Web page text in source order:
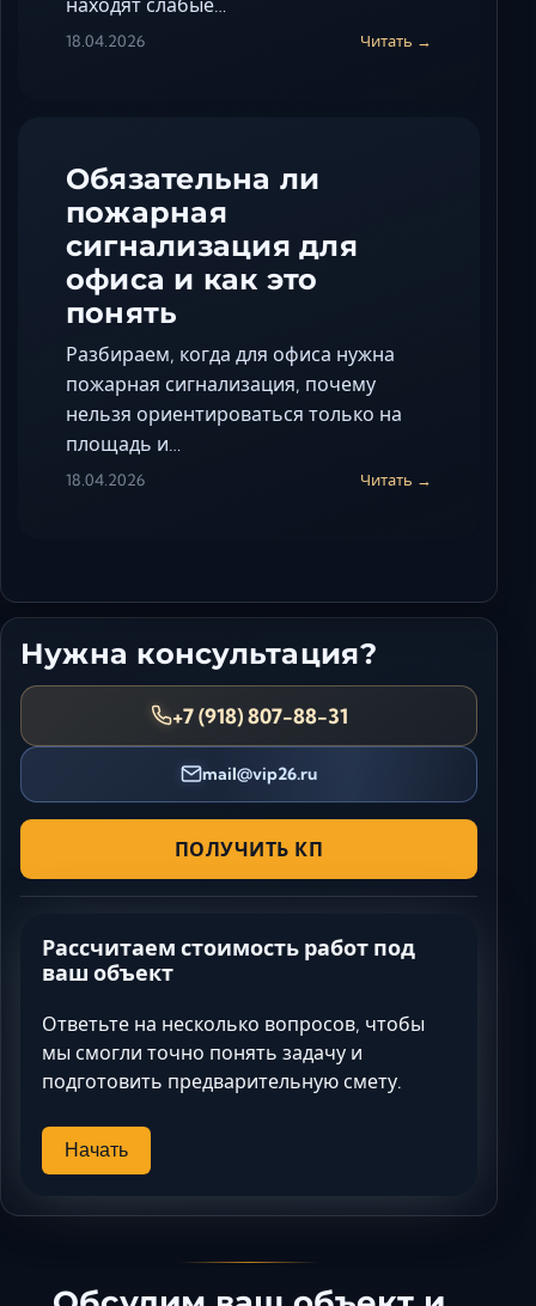
18.04.2026 Читать →
Обязательна ли
пожарная
сигнализация для
офиса и как это
понять
Разбираем, когда для офиса нужна
пожарная сигнализация, почему
нельзя ориентироваться только на
площадь и…
18.04.2026 Читать →
Нужна консультация?
+7 (918) 807-88-31
mail@vip26.ru
ПОЛУЧИТЬ КП
Рассчитаем стоимость работ под
ваш объект
Ответьте на несколько вопросов, чтобы
мы смогли точно понять задачу и
подготовить предварительную смету.
Начать